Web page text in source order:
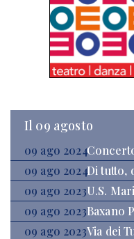
Il 09 agosto
09 ago 2024
09 ago 2024Di tutto,
09 ago 2023U.S.
09 ago 2023Baxano
09 ago 2023Via dei